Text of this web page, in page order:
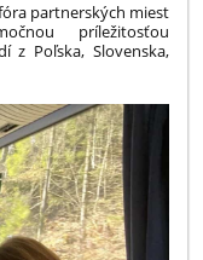
partnerských miest
príležitosťou
z Poľska, Slovenska,